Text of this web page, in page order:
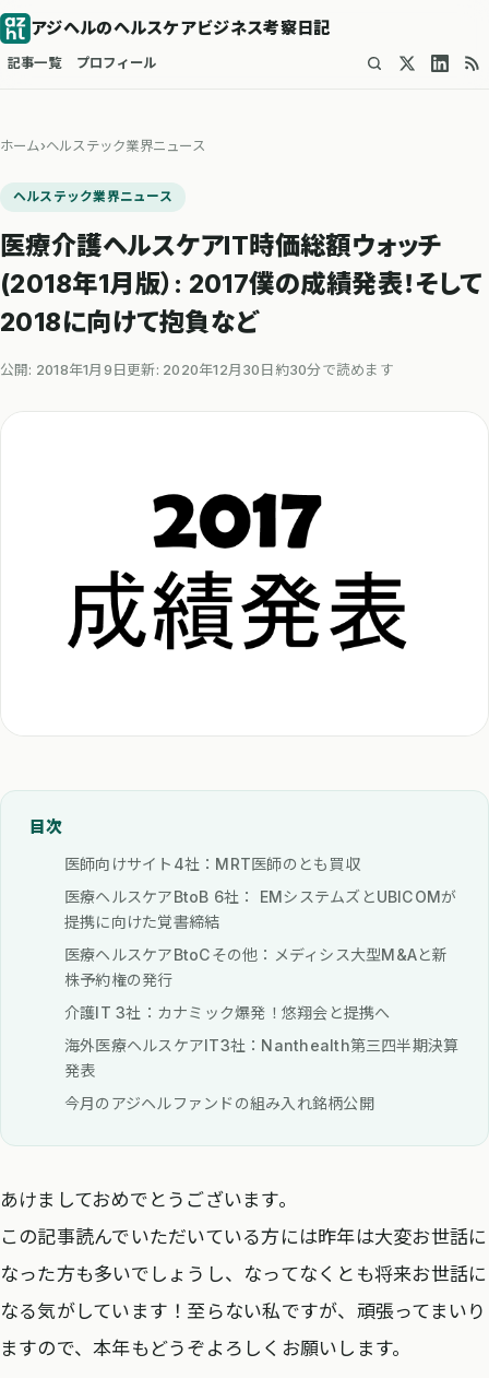
アジヘルのヘルスケアビジネス考察日記
記事一覧 プロフィール
ホーム›ヘルステック業界ニュース
ヘルステック業界ニュース
医療介護ヘルスケアIT時価総額ウォッチ
(2018年1月版）: 2017僕の成績発表！そして
2018に向けて抱負など
公開: 2018年1月9日 更新: 2020年12月30日 約30分で読めます
目次
医師向けサイト4社：MRT医師のとも買収
医療ヘルスケアBtoB 6社： EMシステムズとUBICOMが
提携に向けた覚書締結
医療ヘルスケアBtoCその他：メディシス大型M&Aと新
株予約権の発行
介護IT 3社：カナミック爆発！悠翔会と提携へ
海外医療ヘルスケアIT3社：Nanthealth第三四半期決算
発表
今月のアジヘルファンドの組み入れ銘柄公開
あけましておめでとうございます。
この記事読んでいただいている方には昨年は大変お世話に
なった方も多いでしょうし、なってなくとも将来お世話に
なる気がしています！至らない私ですが、頑張ってまいり
ますので、本年もどうぞよろしくお願いします。